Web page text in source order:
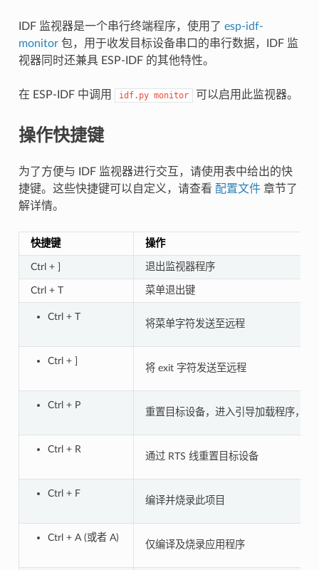
IDF 监视器是一个串行终端程序，使用了 esp-idf-
monitor包，用于收发目标设备串口的串行数据，IDF 监
视器同时还兼具 ESP-IDF 的其他特性。
在 ESP-IDF 中调用 idf.py monitor 可以启用此监视器。
操作快捷键
为了方便与 IDF 监视器进行交互，请使用表中给出的快
捷键。这些快捷键可以自定义，请查看 配置文件章节了
解详情。
快捷键 操作
Ctrl + ] 退出监视器程序
Ctrl + T 菜单退出键
Ctrl + T
将菜单字符发送至远程
Ctrl + ]
将 exit 字符发送至远程
Ctrl + P
重置目标设备，进入引导加载程序，通
Ctrl + R
通过 RTS 线重置目标设备
Ctrl + F
编译并烧录此项目
Ctrl + A (或者 A)
仅编译及烧录应用程序